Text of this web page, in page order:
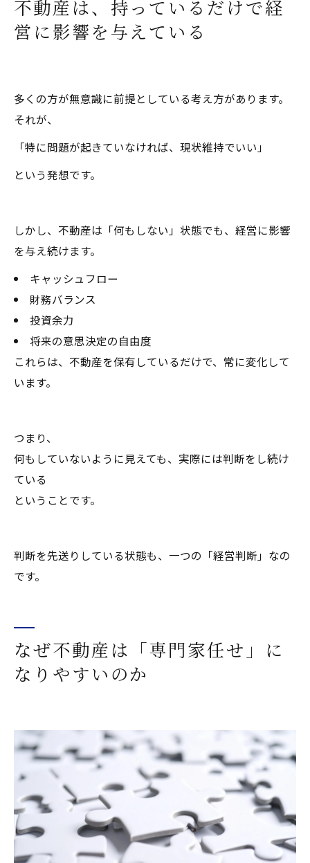
不動産は、持っているだけで経
営に影響を与えている
多くの方が無意識に前提としている考え方があります。
それが、
「特に問題が起きていなければ、現状維持でいい」
という発想です。
しかし、不動産は「何もしない」状態でも、経営に影響
を与え続けます。
キャッシュフロー
財務バランス
投資余力
将来の意思決定の自由度
これらは、不動産を保有しているだけで、常に変化して
います。
つまり、
何もしていないように見えても、実際には判断をし続け
ている
ということです。
判断を先送りしている状態も、一つの「経営判断」なの
です。
なぜ不動産は「専門家任せ」に
なりやすいのか